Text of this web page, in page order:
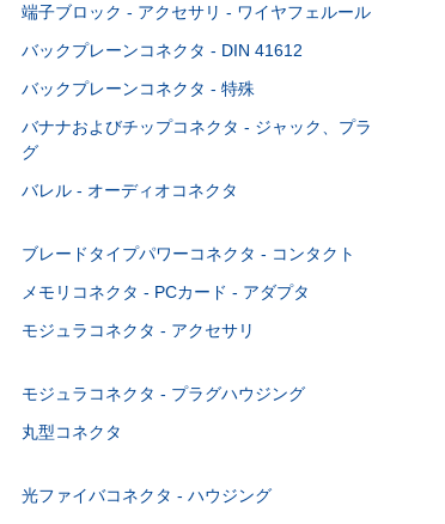
端子ブロック - アクセサリ - ワイヤフェルール
バックプレーンコネクタ - DIN 41612
バックプレーンコネクタ - 特殊
バナナおよびチップコネクタ - ジャック、プラ
グ
バレル - オーディオコネクタ
ブレードタイプパワーコネクタ - コンタクト
メモリコネクタ - PCカード - アダプタ
モジュラコネクタ - アクセサリ
モジュラコネクタ - プラグハウジング
丸型コネクタ
光ファイバコネクタ - ハウジング